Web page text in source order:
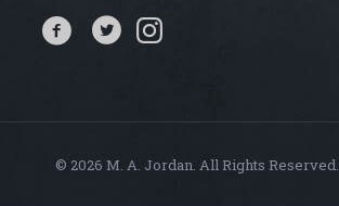
© 2026 M. A. Jordan. All Rights Reserved.